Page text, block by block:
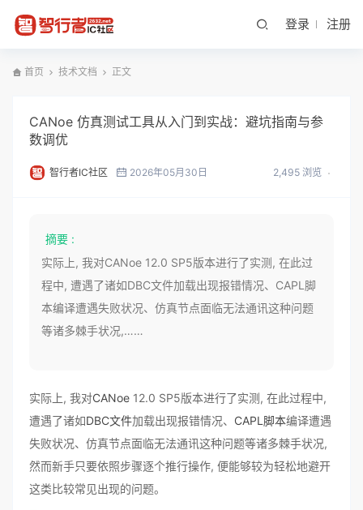
登录 注册
首页 技术文档 正文
CANoe 仿真测试工具从入门到实战：避坑指南与参
数调优
智行者IC社区 2026年05月30日 2,495 浏览
摘要 :
实际上, 我对CANoe 12.0 SP5版本进行了实测, 在此过
程中, 遭遇了诸如DBC文件加载出现报错情况、CAPL脚
本编译遭遇失败状况、仿真节点面临无法通讯这种问题
等诸多棘手状况,……
实际上, 我对CANoe 12.0 SP5版本进行了实测, 在此过程中,
遭遇了诸如DBC文件加载出现报错情况、 CAPL脚本编译遭遇
失败状况、仿真节点面临无法通讯这种问题等诸多棘手状况,
然而新手只要依照步骤逐个推行操作, 便能够较为轻松地避开
这类比较常见出现的问题。